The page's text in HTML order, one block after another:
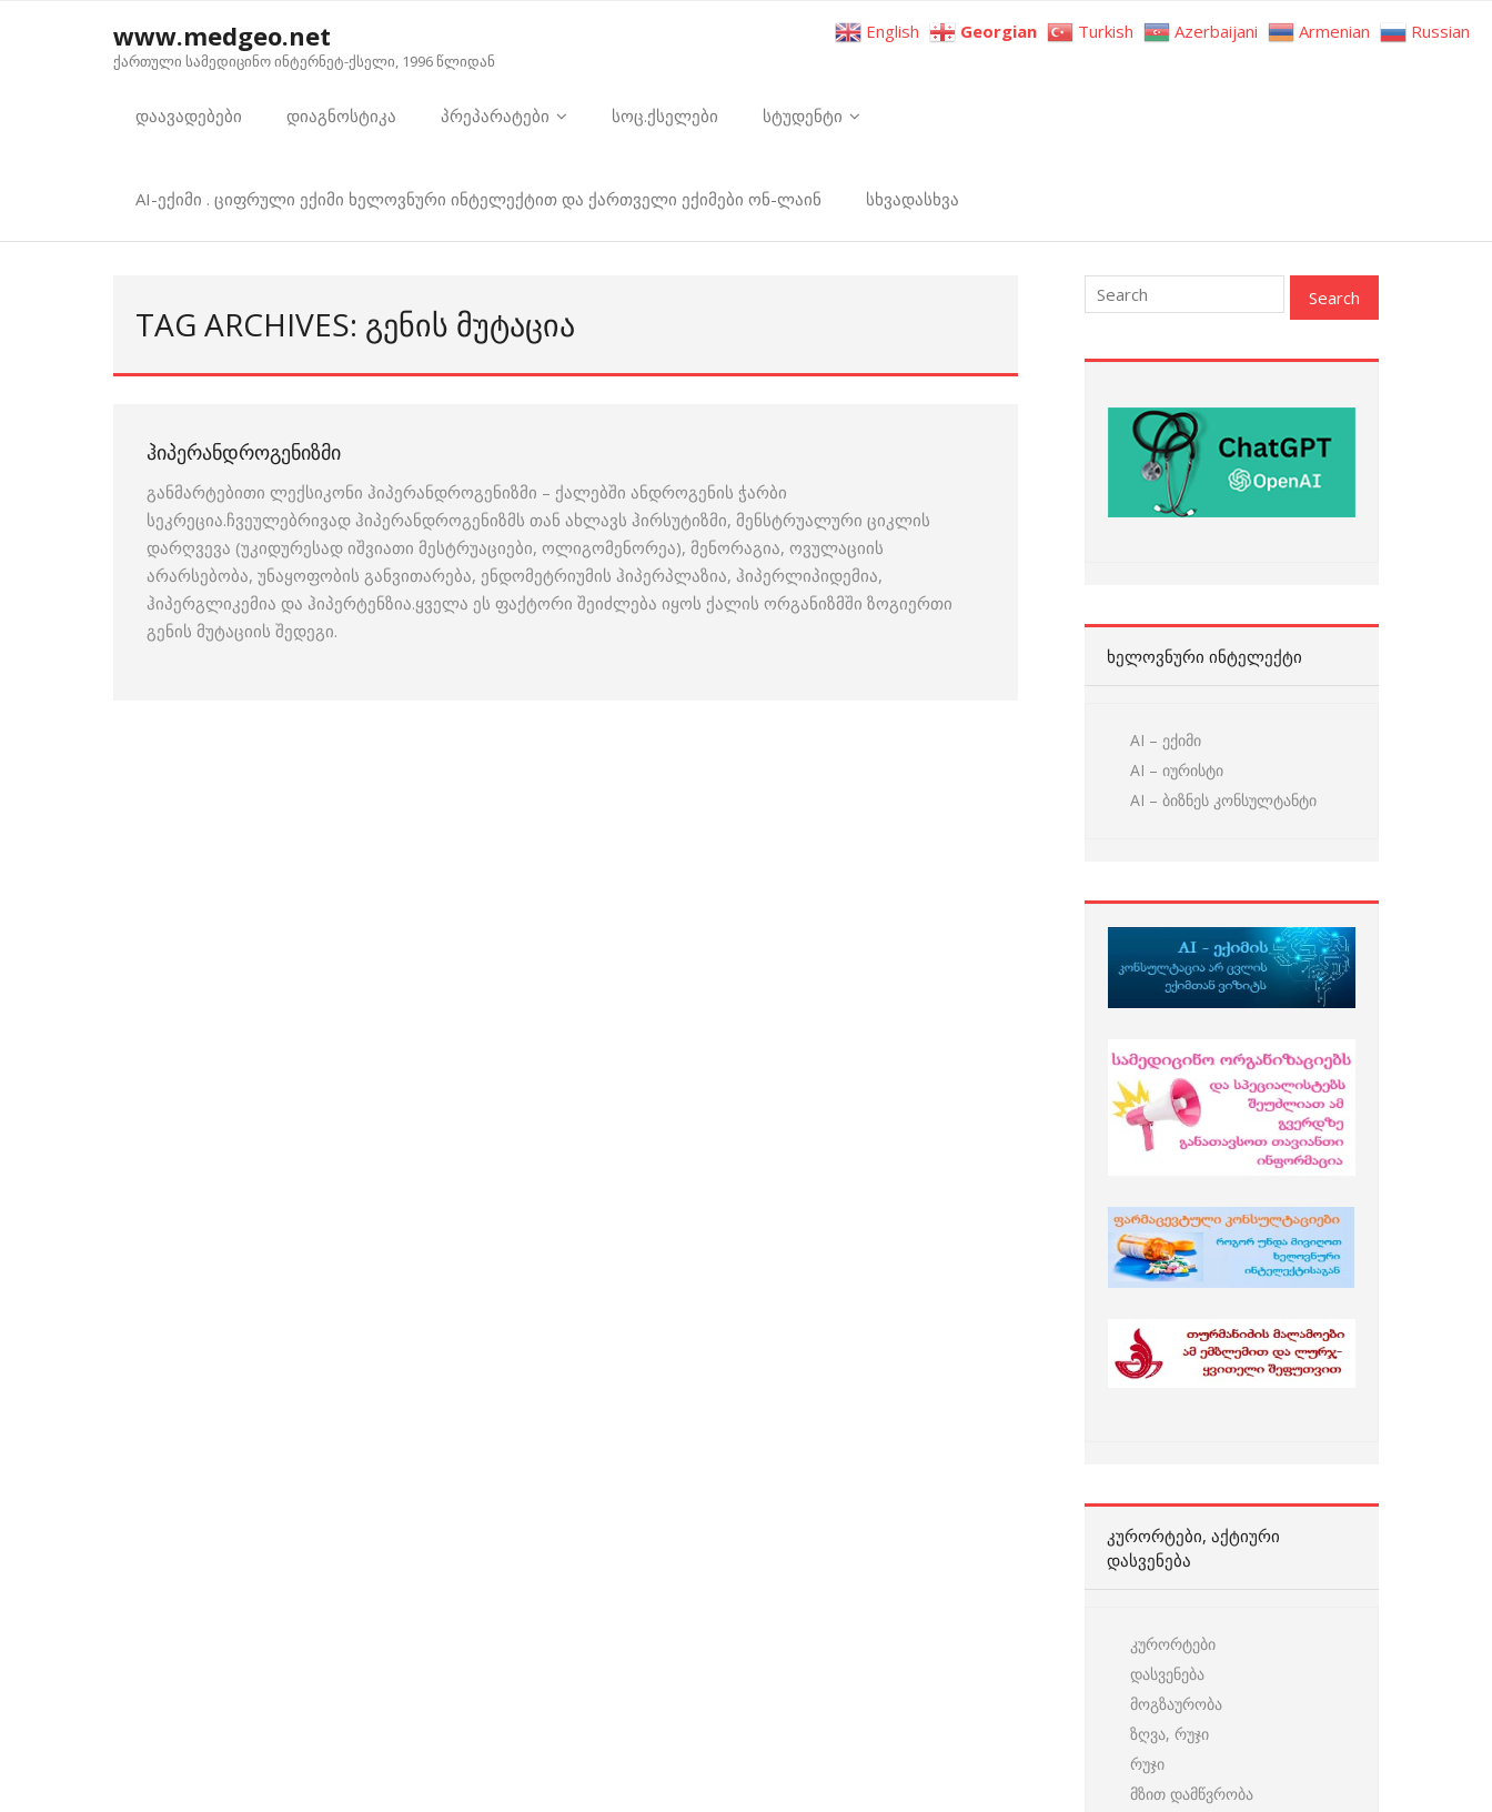
www.medgeo.net
ქართული სამედიცინო ინტერნეტ-ქსელი, 1996 წლიდან
დაავადებები დიაგნოსტიკა პრეპარატები სოც.ქსელები სტუდენტი
AI-ექიმი . ციფრული ექიმი ხელოვნური ინტელექტით და ქართველი ექიმები ონ-ლაინ სხვადასხვა
TAG ARCHIVES: ᲒᲔᲜᲘᲡ ᲛᲣᲢᲐᲪᲘᲐ
ᲰᲘᲞᲔᲠᲐᲜᲓᲠᲝᲒᲔᲜᲘᲖᲛᲘ
განმარტებითი ლექსიკონი ჰიპერანდროგენიზმი – ქალებში ანდროგენის ჭარბი
სეკრეცია.ჩვეულებრივად ჰიპერანდროგენიზმს თან ახლავს ჰირსუტიზმი, მენსტრუალური ციკლის
დარღვევა (უკიდურესად იშვიათი მესტრუაციები, ოლიგომენორეა), მენორაგია, ოვულაციის
არარსებობა, უნაყოფობის განვითარება, ენდომეტრიუმის ჰიპერპლაზია, ჰიპერლიპიდემია,
ჰიპერგლიკემია და ჰიპერტენზია.ყველა ეს ფაქტორი შეიძლება იყოს ქალის ორგანიზმში ზოგიერთი
გენის მუტაციის შედეგი.
ᲮᲔᲚᲝᲕᲜᲣᲠᲘ ᲘᲜᲢᲔᲚᲔᲥᲢᲘ
AI – ექიმი
AI – იურისტი
AI – ბიზნეს კონსულტანტი
ᲙᲣᲠᲝᲠᲢᲔᲑᲘ, ᲐᲥᲢᲘᲣᲠᲘ
ᲓᲐᲡᲕᲔᲜᲔᲑᲐ
კურორტები
დასვენება
მოგზაურობა
ზღვა, რუჯი
რუჯი
მზით დამწვრობა
English Georgian Turkish Azerbaijani Armenian Russian